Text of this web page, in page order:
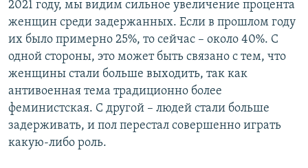
2021 году, мы видим сильное увеличение процента
женщин среди задержанных. Если в прошлом году
их было примерно 25%, то сейчас – около 40%. С
одной стороны, это может быть связано с тем, что
женщины стали больше выходить, так как
антивоенная тема традиционно более
феминистская. С другой – людей стали больше
задерживать, и пол перестал совершенно играть
какую-либо роль.